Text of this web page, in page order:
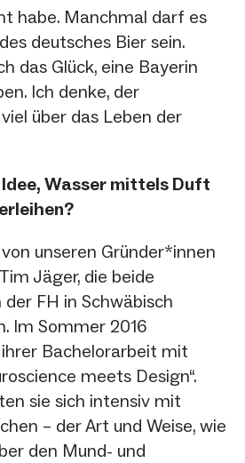
habe. Manchmal darf es
deutsches Bier sein.
das Glück, eine Bayerin
Ich denke, der
über das Leben der
Wasser mittels Duft
unseren Gründer*innen
Jäger, die beide
FH in Schwäbisch
Im Sommer 2016
Bachelorarbeit mit
meets Design“.
sie sich intensiv mit
– der Art und Weise, wie
den Mund- und